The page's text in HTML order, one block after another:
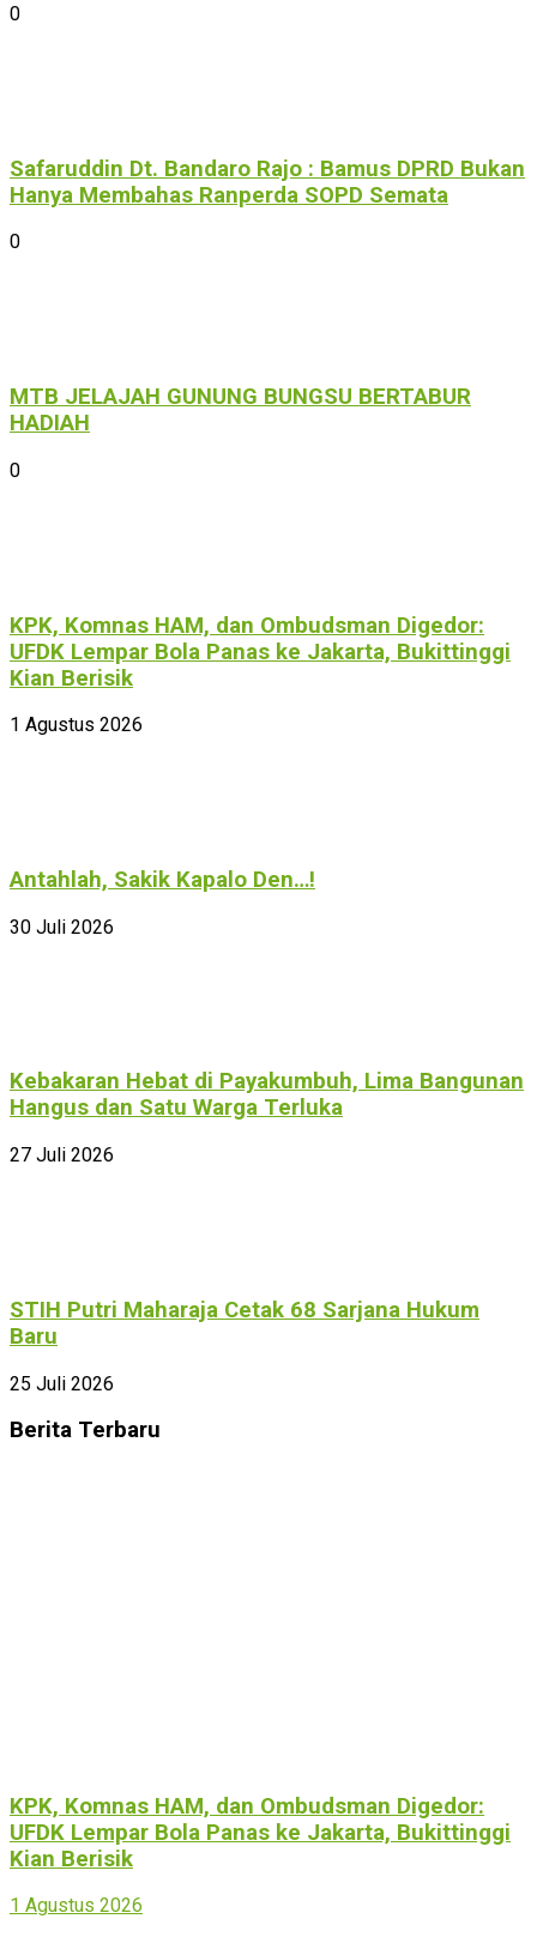
0
Safaruddin Dt. Bandaro Rajo : Bamus DPRD Bukan
Hanya Membahas Ranperda SOPD Semata
0
MTB JELAJAH GUNUNG BUNGSU BERTABUR
HADIAH
0
KPK, Komnas HAM, dan Ombudsman Digedor:
UFDK Lempar Bola Panas ke Jakarta, Bukittinggi
Kian Berisik
1 Agustus 2026
Antahlah, Sakik Kapalo Den…!
30 Juli 2026
Kebakaran Hebat di Payakumbuh, Lima Bangunan
Hangus dan Satu Warga Terluka
27 Juli 2026
STIH Putri Maharaja Cetak 68 Sarjana Hukum
Baru
25 Juli 2026
Berita Terbaru
KPK, Komnas HAM, dan Ombudsman Digedor:
UFDK Lempar Bola Panas ke Jakarta, Bukittinggi
Kian Berisik
1 Agustus 2026